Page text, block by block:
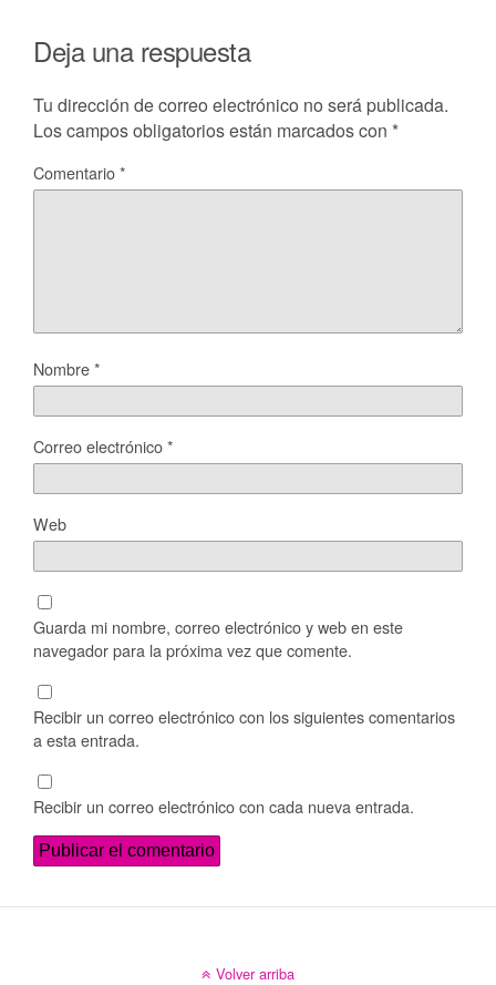
Deja una respuesta
Tu dirección de correo electrónico no será publicada.
Los campos obligatorios están marcados con *
Comentario*
Nombre*
Correo electrónico*
Web
Guarda mi nombre, correo electrónico y web en este
navegador para la próxima vez que comente.
Recibir un correo electrónico con los siguientes comentarios
a esta entrada.
Recibir un correo electrónico con cada nueva entrada.
Volver arriba